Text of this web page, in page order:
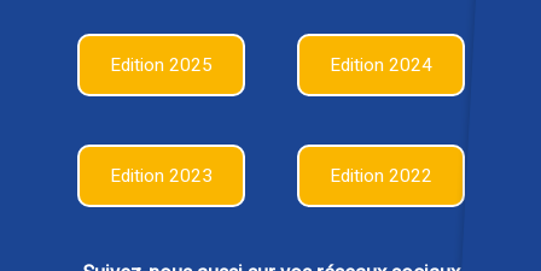
Edition 2025 Edition 2024
Edition 2023 Edition 2022